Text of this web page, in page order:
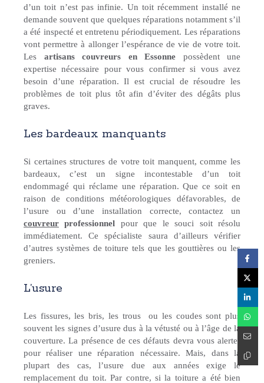
d’un toit n’est pas infinie. Un toit récemment installé ne
demande souvent que quelques réparations notamment s’il
a été inspecté et entretenu périodiquement. Les réparations
vont permettre à allonger l’espérance de vie de votre toit.
Les artisans couvreurs en Essonne possèdent une
expertise nécessaire pour vous confirmer si vous avez
besoin d’une réparation. Il est crucial de résoudre les
problèmes de toit plus tôt afin d’éviter des dégâts plus
graves.
Les bardeaux manquants
Si certaines structures de votre toit manquent, comme les
bardeaux, c’est un signe incontestable d’un toit
endommagé qui réclame une réparation. Que ce soit en
raison de conditions météorologiques défavorables, de
l’usure ou d’une installation correcte, contactez un
couvreur professionnel pour que le souci soit résolu
immédiatement. Ce spécialiste saura d’ailleurs vérifier
d’autres systèmes de toiture tels que les gouttières ou les
greniers.
L’usure
Les fissures, les bris, les trous ou les coudes sont plus
souvent les signes d’usure dus à la vétusté ou à l’âge de la
couverture. La présence de ces défauts devra vous alerter
pour réaliser une réparation nécessaire. Mais, dans la
plupart des cas, l’usure due aux années exige le
remplacement du toit. Par contre, si la toiture a été bien